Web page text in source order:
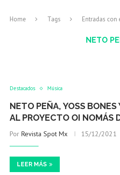
Home Tags Entradas con
NETO
Destacados Música
NETO PEÑA, YOSS BONES
AL PROYECTO OI NOMÁS
Por Revista Spot Mx 15/12/2021
LEER MÁS